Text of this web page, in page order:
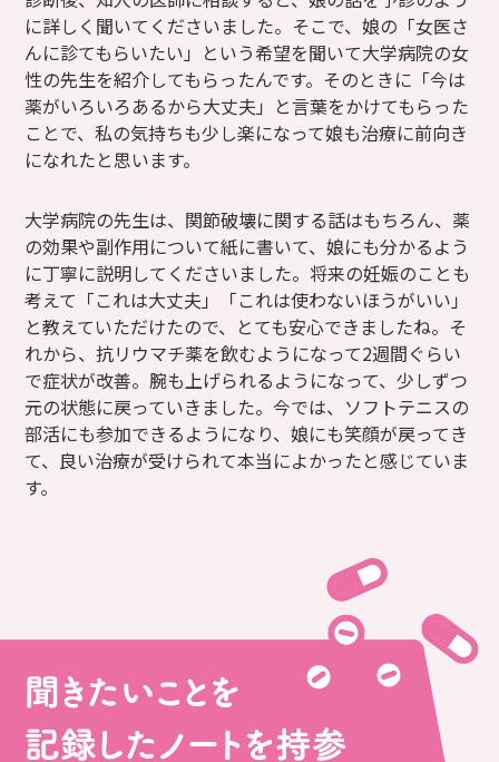
に詳しく聞いてくださいました。そこで、娘の「女医さ
んに診てもらいたい」という希望を聞いて大学病院の女
性の先生を紹介してもらったんです。そのときに「今は
薬がいろいろあるから大丈夫」と言葉をかけてもらった
ことで、私の気持ちも少し楽になって娘も治療に前向き
になれたと思います。
大学病院の先生は、関節破壊に関する話はもちろん、薬
の効果や副作用について紙に書いて、娘にも分かるよう
に丁寧に説明してくださいました。将来の妊娠のことも
考えて「これは大丈夫」「これは使わないほうがいい」
と教えていただけたので、とても安心できましたね。そ
れから、抗リウマチ薬を飲むようになって2週間ぐらい
で症状が改善。腕も上げられるようになって、少しずつ
元の状態に戻っていきました。今では、ソフトテニスの
部活にも参加できるようになり、娘にも笑顔が戻ってき
て、良い治療が受けられて本当によかったと感じていま
す。